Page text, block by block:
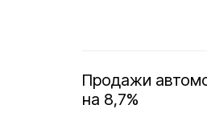
Продажи
на 8,7%